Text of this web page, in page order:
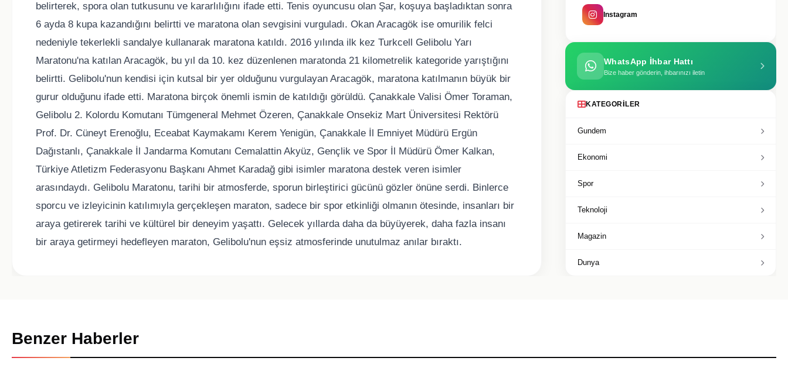
belirterek, spora olan tutkusunu ve kararlılığını ifade etti. Tenis oyuncusu olan Şar, koşuya başladıktan sonra
6 ayda 8 kupa kazandığını belirtti ve maratona olan sevgisini vurguladı. Okan Aracagök ise omurilik felci
nedeniyle tekerlekli sandalye kullanarak maratona katıldı. 2016 yılında ilk kez Turkcell Gelibolu Yarı
Maratonu'na katılan Aracagök, bu yıl da 10. kez düzenlenen maratonda 21 kilometrelik kategoride yarıştığını
belirtti. Gelibolu'nun kendisi için kutsal bir yer olduğunu vurgulayan Aracagök, maratona katılmanın büyük bir
gurur olduğunu ifade etti. Maratona birçok önemli ismin de katıldığı görüldü. Çanakkale Valisi Ömer Toraman,
Gelibolu 2. Kolordu Komutanı Tümgeneral Mehmet Özeren, Çanakkale Onsekiz Mart Üniversitesi Rektörü
Prof. Dr. Cüneyt Erenoğlu, Eceabat Kaymakamı Kerem Yenigün, Çanakkale İl Emniyet Müdürü Ergün
Dağıstanlı, Çanakkale İl Jandarma Komutanı Cemalattin Akyüz, Gençlik ve Spor İl Müdürü Ömer Kalkan,
Türkiye Atletizm Federasyonu Başkanı Ahmet Karadağ gibi isimler maratona destek veren isimler
arasındaydı. Gelibolu Maratonu, tarihi bir atmosferde, sporun birleştirici gücünü gözler önüne serdi. Binlerce
sporcu ve izleyicinin katılımıyla gerçekleşen maraton, sadece bir spor etkinliği olmanın ötesinde, insanları bir
araya getirerek tarihi ve kültürel bir deneyim yaşattı. Gelecek yıllarda daha da büyüyerek, daha fazla insanı
bir araya getirmeyi hedefleyen maraton, Gelibolu'nun eşsiz atmosferinde unutulmaz anılar bıraktı.
Instagram
WhatsApp İhbar Hattı
Bize haber gönderin, ihbarınızı iletin
KATEGORILER
Gundem
Ekonomi
Spor
Teknoloji
Magazin
Dunya
Benzer Haberler